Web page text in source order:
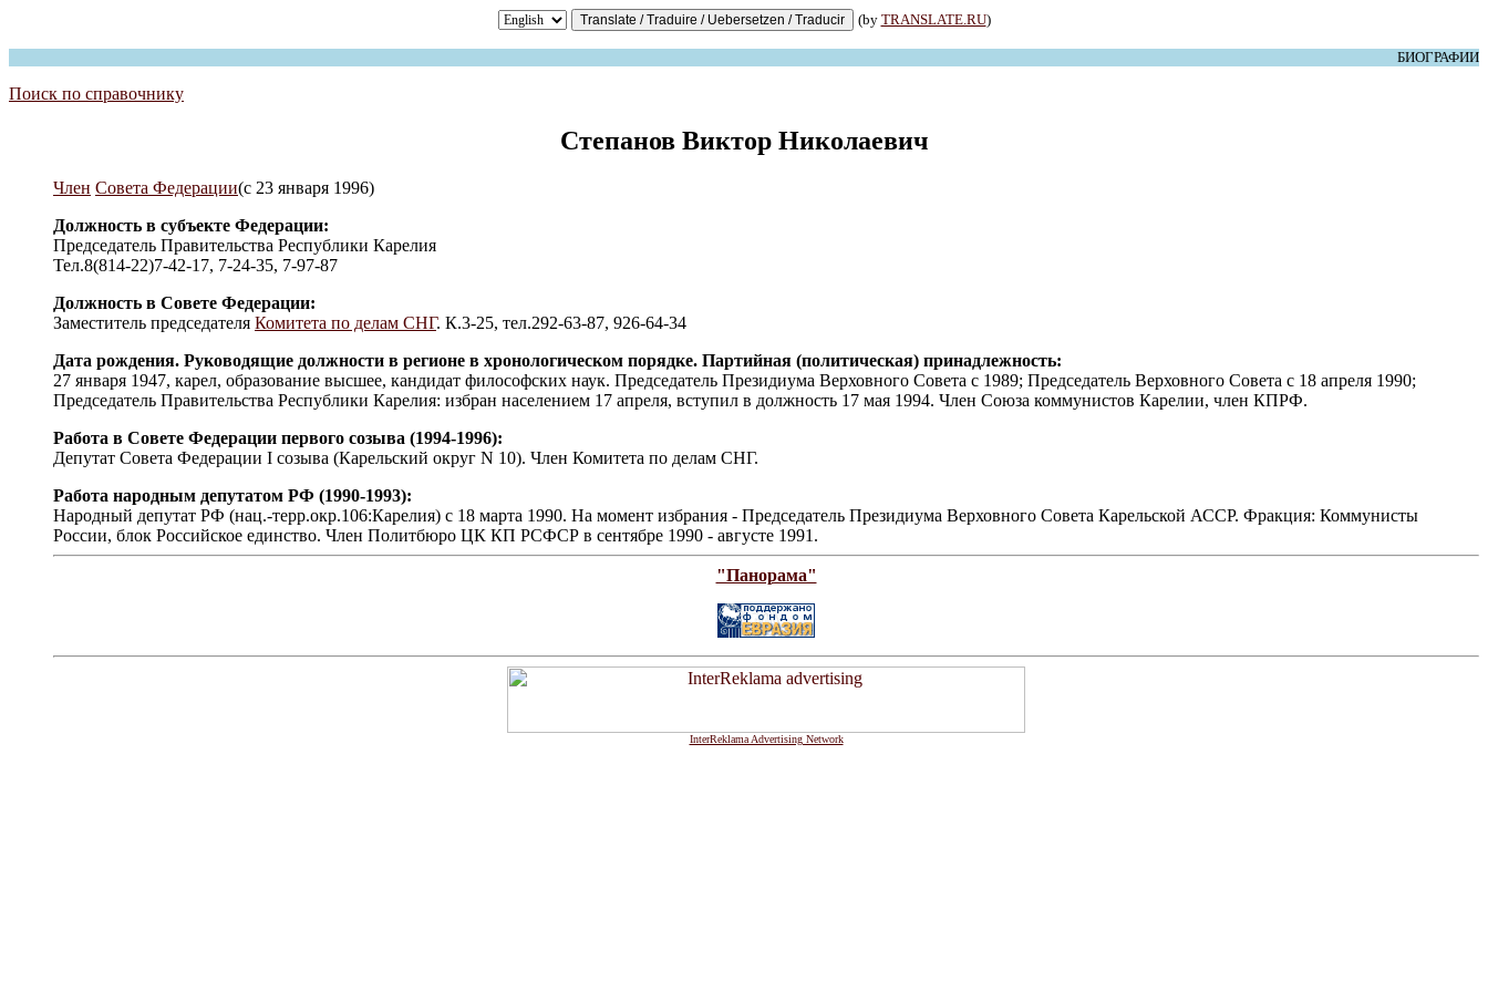
(by TRANSLATE.RU)
БИОГРАФИИ
Поиск по справочнику
Степанов Виктор Николаевич
Член Совета Федерации(с 23 января 1996)
Должность в субъекте Федерации:
Председатель Правительства Республики Карелия
Тел.8(814-22)7-42-17, 7-24-35, 7-97-87
Должность в Совете Федерации:
Заместитель председателя Комитета по делам СНГ. К.3-25, тел.292-63-87, 926-64-34
Дата рождения. Руководящие должности в регионе в хронологическом порядке. Партийная (политическая) принадлежность:
27 января 1947, карел, образование высшее, кандидат философских наук. Председатель Президиума Верховного Совета с 1989; Председатель Верховного Совета с 18 апреля 1990;
Председатель Правительства Республики Карелия: избран населением 17 апреля, вступил в должность 17 мая 1994. Член Союза коммунистов Карелии, член КПРФ.
Работа в Совете Федерации первого созыва (1994-1996):
Депутат Совета Федерации I созыва (Карельский округ N 10). Член Комитета по делам СНГ.
Работа народным депутатом РФ (1990-1993):
Народный депутат РФ (нац.-терр.окр.106:Карелия) с 18 марта 1990. На момент избрания - Председатель Президиума Верховного Совета Карельской АССР. Фракция: Коммунисты
России, блок Российское единство. Член Политбюро ЦК КП РСФСР в сентябре 1990 - августе 1991.
"Панорама"
InterReklama Advertising Network